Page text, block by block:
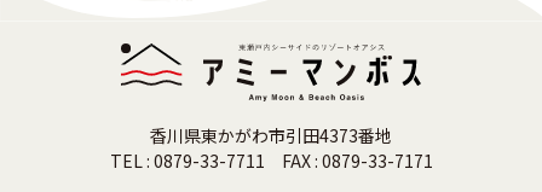
香川県東かがわ市引田4373番地
TEL : 0879-33-7711 FAX : 0879-33-7171